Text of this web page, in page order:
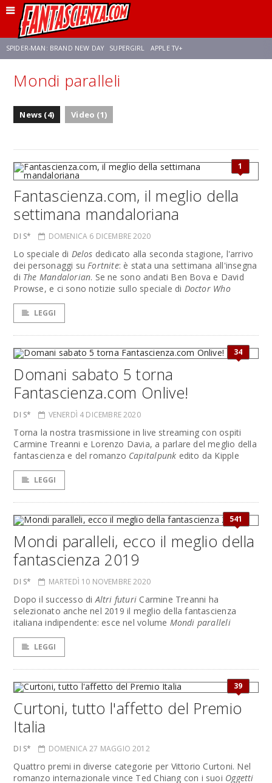
SPIDER-MAN: BRAND NEW DAY SUPERGIRL APPLE TV+
FRANCO RICCIARDIELLO ZENDAYA
Mondi paralleli
News (4) Video (1)
1
Fantascienza.com, il meglio della
settimana mandaloriana
DI S* DOMENICA 6 DICEMBRE 2020
Lo speciale di Delos dedicato alla seconda stagione, l'arrivo
dei personaggi suFortnite: è stata una settimana all'insegna
di The Mandalorian. Se ne sono andati Ben Bova e David
Prowse, e ci sono notizie sullo speciale di Doctor Who
LEGGI
34
Domani sabato 5 torna
Fantascienza.com Onlive!
DI S* VENERDÌ 4 DICEMBRE 2020
Torna la nostra trasmissione in live streaming con ospiti
Carmine Treanni e Lorenzo Davia, a parlare del meglio della
fantascienza e del romanzo Capitalpunk edito da Kipple
LEGGI
541
Mondi paralleli, ecco il meglio della
fantascienza 2019
DI S* MARTEDÌ 10 NOVEMBRE 2020
Dopo il successo diAltri futuri Carmine Treanni ha
selezionato anche nel 2019 il meglio della fantascienza
italiana indipendente: esce nel volume Mondi paralleli
LEGGI
39
Curtoni, tutto l'affetto del Premio
Italia
DI S* DOMENICA 27 MAGGIO 2012
Quattro premi in diverse categorie per Vittorio Curtoni. Nel
romanzo internazionale vince Ted Chiang con i suoi Oggetti